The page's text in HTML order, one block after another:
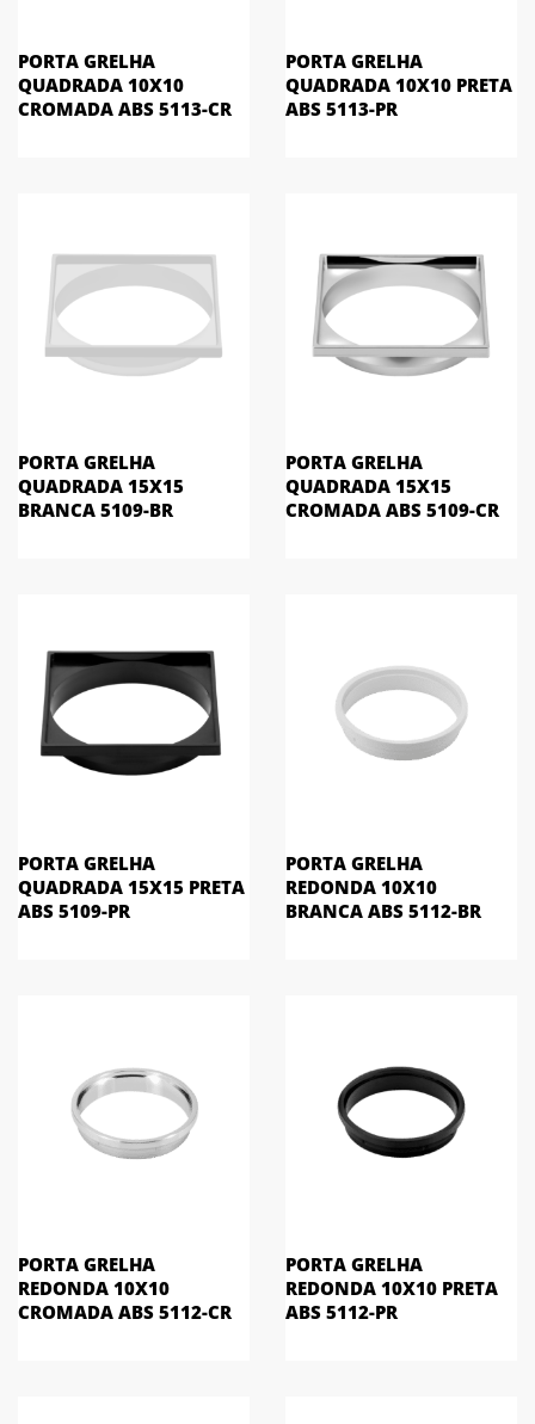
PORTA GRELHA
QUADRADA 10X10
CROMADA ABS 5113-CR
PORTA GRELHA
QUADRADA 10X10 PRETA
ABS 5113-PR
PORTA GRELHA
QUADRADA 15X15
BRANCA 5109-BR
PORTA GRELHA
QUADRADA 15X15
CROMADA ABS 5109-CR
PORTA GRELHA
QUADRADA 15X15 PRETA
ABS 5109-PR
PORTA GRELHA
REDONDA 10X10
BRANCA ABS 5112-BR
PORTA GRELHA
REDONDA 10X10
CROMADA ABS 5112-CR
PORTA GRELHA
REDONDA 10X10 PRETA
ABS 5112-PR